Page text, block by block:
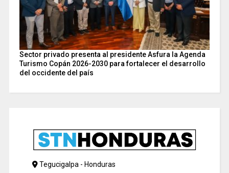
Sector privado presenta al presidente Asfura la Agenda
Turismo Copán 2026-2030 para fortalecer el desarrollo
del occidente del país
Tegucigalpa - Honduras